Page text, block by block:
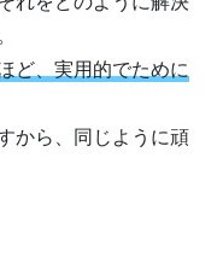
ど、実用的でために
から、同じように頑